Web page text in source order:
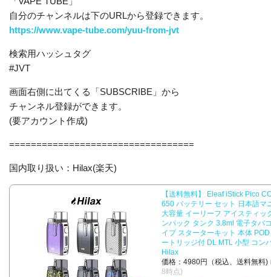
自分のチャンネルは下のURLから登録できます。
https://www.vape-tube.com/yuu-from-jvt
検索用ハッシュタグ
#JVT
画面右側に出てくる「SUBSCRIBE」から
チャンネル登録ができます。
(要アカウント作成)
==================================
国内取り扱い：Hilax(楽天)
【送料無料】 Eleaf iStick Pico
650 バッテリー セット 日本語マ
大容量 イーリーフ アイスティッ
ンパック タンク 3.8ml 電子タバ
イプ スターターキット 本体
ートリッジ付 DL MTL 小型 コン
Hilax
価格：4980円（税込、送料無料)
8時点)